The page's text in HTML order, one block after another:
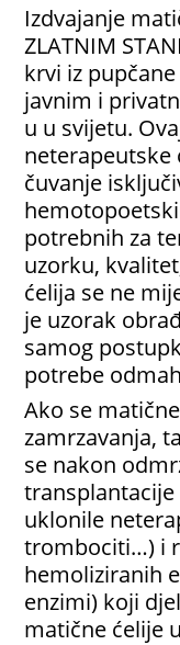
Izdvajanje
ZLATNIM
krvi iz
javnim i
u u svijetu.
neterapeutske
čuvanje
potrebnih za
uzorku,
ćelija se ne
je uzorak
samog
potrebe
Ako se
zamrzavanja,
se nakon
uklonile
trombociti…) i
hemoliziranih
enzimi) koji
matične ćelije